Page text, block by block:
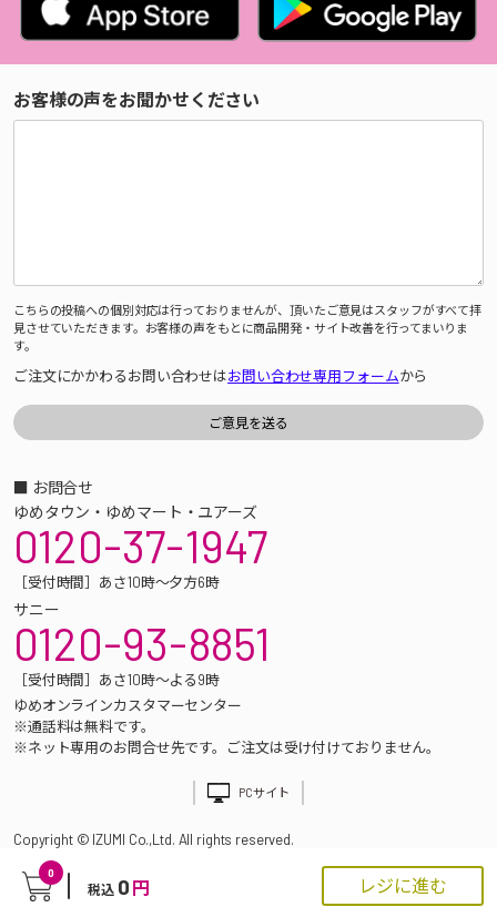
0
税込 0 円 レジに進む
お客様の声をお聞かせください
こちらの投稿への個別対応は行っておりませんが、頂いたご意見はスタッフがすべて拝
見させていただきます。お客様の声をもとに商品開発・サイト改善を行ってまいりま
す。
ご注文にかかわるお問い合わせはお問い合わせ専用フォームから
■ お問合せ
ゆめタウン・ゆめマート・ユアーズ
0120-37-1947
［受付時間］あさ10時～夕方6時
サニー
0120-93-8851
［受付時間］あさ10時～よる9時
ゆめオンラインカスタマーセンター
※通話料は無料です。
※ネット専用のお問合せ先です。ご注文は受け付けておりません。
PCサイト
Copyright © IZUMI Co.,Ltd. All rights reserved.